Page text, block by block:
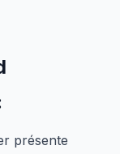
présente